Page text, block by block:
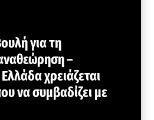
για τη
–
χρειάζεται
να συμβαδίζει με